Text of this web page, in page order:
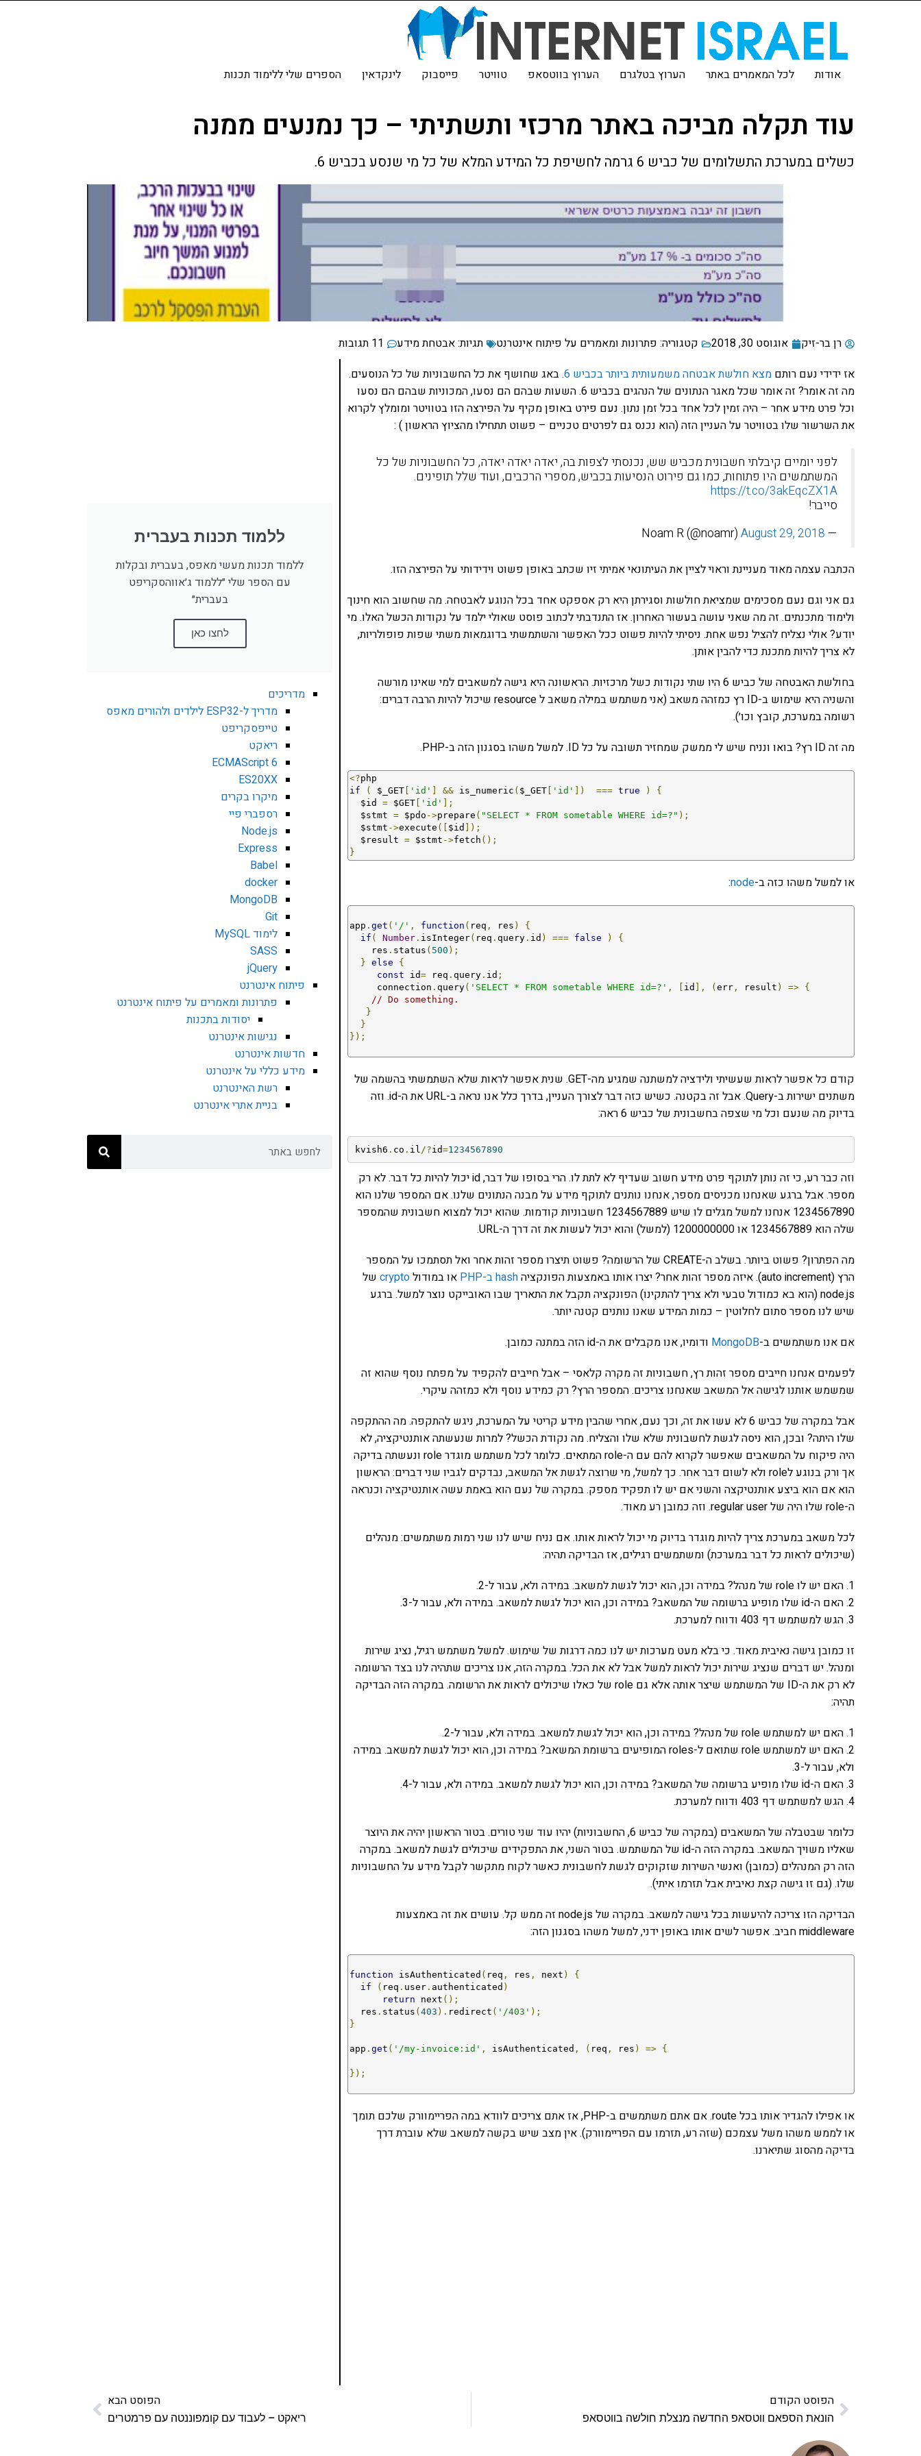
אודות לכל המאמרים באתר הערוץ בטלגרם הערוץ בווטסאפ טוויטר פייסבוק לינקדאין הספרים שלי ללימוד תכנות
עוד תקלה מביכה באתר מרכזי ותשתיתי – כך נמנעים ממנה
כשלים במערכת התשלומים של כביש 6 גרמה לחשיפת כל המידע המלא של כל מי שנסע בכביש 6.
רן בר-זיק אוגוסט 30, 2018 קטגוריה: פתרונות ומאמרים על פיתוח אינטרנט תגיות:אבטחת מידע
11 תגובות
אז ידידי נעם רותם מצא חולשת אבטחה משמעותית ביותר בכביש 6
. באג שחושף את כל החשבוניות של כל הנוסעים.
מה זה אומר? זה אומר שכל מאגר הנתונים של הנהגים בכביש 6. השעות שבהם הם נסעו, המכוניות שבהם הם נסעו
וכל פרט מידע אחר – היה זמין לכל אחד בכל זמן נתון. נעם פירט באופן מקיף על הפירצה הזו בטוויטר ומומלץ לקרוא
את השרשור שלו בטוויטר על העניין הזה (הוא נכנס גם לפרטים טכניים – פשוט תתחילו מהציוץ הראשון ) :
לפני יומיים קיבלתי חשבונית מכביש שש, נכנסתי לצפות בה, יאדה יאדה יאדה, כל החשבוניות של כל
המשתמשים היו פתוחות, כמו גם פירוט הנסיעות בכביש, מספרי הרכבים, ועוד שלל תופינים.
https://t.co/3akEqcZX1A
סייבר!
— Noam R (@noamr)
August 29, 2018
הכתבה עצמה מאוד מעניינת וראוי לציין את העיתונאי אמיתי זיו שכתב באופן פשוט וידידותי על הפירצה הזו.
גם אני וגם נעם מסכימים שמציאת חולשות וסגירתן היא רק אספקט אחד בכל הנוגע לאבטחה. מה שחשוב הוא חינוך
ולימוד מתכנתים. זה מה שאני עושה בעשור האחרון. אז התנדבתי לכתוב פוסט שאולי ילמד על נקודות הכשל האלו. מי
יודע? אולי נצליח להציל נפש אחת. ניסיתי להיות פשוט ככל האפשר והשתמשתי בדוגמאות משתי שפות פופולריות,
לא צריך להיות מתכנת כדי להבין אותן.
בחולשת האבטחה של כביש 6 היו שתי נקודות כשל מרכזיות. הראשונה היא גישה למשאבים למי שאינו מורשה
והשניה היא שימוש ב-ID רץ כמזהה משאב (אני משתמש במילה משאב ל resource שיכול להיות הרבה דברים:
רשומה במערכת, קובץ וכו׳).
מה זה ID רץ? בואו ונניח שיש לי ממשק שמחזיר תשובה על כל ID. למשל משהו בסגנון הזה ב-PHP.
<?
if
( $_GET 'id' && is_numeric ( $_GET 'id' ]) === true )
{
  $id
= $GET 'id'
];
  $stmt
= $pdo ->prepare ( "SELECT * FROM sometable WHERE id=?" );
  $stmt
->execute ([ $id
]);
  $result
= $stmt ->fetch ();
}
או למשל משהו כזה ב-node
:
app .get ( '/' , function ( req , res )
{
if ( Number . isInteger( req . query . id ) === false )
{
    res
. status ( 500 );
}
else
{
const id= req . query . id ;
     connection
. query( 'SELECT * FROM sometable WHERE id=?' , id ], (err , result ) => {
// Do something.
}
}
});
קודם כל אפשר לראות שעשיתי ולידציה למשתנה שמגיע מה-GET. שנית אפשר לראות שלא השתמשתי בהשמה של
משתנים ישירות ב-Query. אבל זה בקטנה. כשיש כזה דבר לצורך העניין, בדרך כלל אנו נראה ב-URL את ה-id. וזה
בדיוק מה שנעם וכל מי שצפה בחשבונית של כביש 6 ראה:
kvish6 . co . il /?id=1234567890
וזה כבר רע, כי זה נותן לתוקף פרט מידע חשוב שעדיף לא לתת לו. הרי בסופו של דבר, id יכול להיות כל דבר. לא רק
מספר. אבל ברגע שאנחנו מכניסים מספר, אנחנו נותנים לתוקף מידע על מבנה הנתונים שלנו. אם המספר שלנו הוא
1234567890 אנחנו למשל מגלים לו שיש 1234567889 חשבוניות קודמות. שהוא יכול למצוא חשבונית שהמספר
שלה הוא 1234567889 או 1200000000 (למשל) והוא יכול לעשות את זה דרך ה-URL.
מה הפתרון? פשוט ביותר. בשלב ה-CREATE של הרשומה? פשוט תיצרו מספר זהות אחר ואל תסתמכו על המספר
הרץ (auto increment). איזה מספר זהות אחר? יצרו אותו באמצעות הפונקציה
hash ב-PHP או במודולcrypto של
node.js (הוא בא כמודול טבעי ולא צריך להתקינו) הפונקציה תקבל את התאריך שבו האובייקט נוצר למשל. ברגע
שיש לנו מספר סתום לחלוטין – כמות המידע שאנו נותנים קטנה יותר.
אם אנו משתמשים ב-MongoDB ודומיו, אנו מקבלים את ה-id הזה במתנה כמובן.
לפעמים אנחנו חייבים מספר זהות רץ, חשבוניות זה מקרה קלאסי – אבל חייבים להקפיד על מפתח נוסף שהוא זה
שמשמש אותנו לגישה אל המשאב שאנחנו צריכים. המספר הרץ? רק כמידע נוסף ולא כמזהה עיקרי.
אבל במקרה של כביש 6 לא עשו את זה, וכך נעם, אחרי שהבין מידע קריטי על המערכת, ניגש להתקפה. מה ההתקפה
שלו היתה? ובכן, הוא ניסה לגשת לחשבונית שלא שלו והצליח. מה נקודת הכשל? למרות שנעשתה אותנטיקציה, לא
היה פיקוח על המשאבים שאפשר לקרוא להם עם ה-role המתאים. כלומר לכל משתמש מוגדר role ונעשתה בדיקה
אך ורק בנוגע לrole ולא לשום דבר אחר. כך למשל, מי שרוצה לגשת אל המשאב, נבדקים לגביו שני דברים: הראשון
הוא אם הוא ביצע אותנטיקצה והשני אם יש לו תפקיד מספק. במקרה של נעם הוא באמת עשה אותנטיקציה וכנראה
ה-role שלו היה של regular user. וזה כמובן רע מאוד.
לכל משאב במערכת צריך להיות מוגדר בדיוק מי יכול לראות אותו. אם נניח שיש לנו שני רמות משתמשים: מנהלים
(שיכולים לראות כל דבר במערכת) ומשתמשים רגילים, אז הבדיקה תהיה:
1. האם יש לו role של מנהל? במידה וכן, הוא יכול לגשת למשאב. במידה ולא, עבור ל-2.
2. האם ה-id שלו מופיע ברשומה של המשאב? במידה וכן, הוא יכול לגשת למשאב. במידה ולא, עבור ל-3.
3. הגש למשתמש דף 403 ודווח למערכת.
זו כמובן גישה נאיבית מאוד. כי בלא מעט מערכות יש לנו כמה דרגות של שימוש. למשל משתמש רגיל, נציג שירות
ומנהל. יש דברים שנציג שירות יכול לראות למשל אבל לא את הכל. במקרה הזה, אנו צריכים שתהיה לנו בצד הרשומה
לא רק את ה-ID של המשתמש שיצר אותה אלא גם role של כאלו שיכולים לראות את הרשומה. במקרה הזה הבדיקה
תהיה:
1. האם יש למשתמש role של מנהל? במידה וכן, הוא יכול לגשת למשאב. במידה ולא, עבור ל-2.
2. האם יש למשתמש role שתואם ל-roles המופיעים ברשומת המשאב? במידה וכן, הוא יכול לגשת למשאב. במידה
ולא, עבור ל-3.
3. האם ה-id שלו מופיע ברשומה של המשאב? במידה וכן, הוא יכול לגשת למשאב. במידה ולא, עבור ל-4.
4. הגש למשתמש דף 403 ודווח למערכת.
כלומר שבטבלה של המשאבים (במקרה של כביש 6, החשבוניות) יהיו עוד שני טורים. בטור הראשון יהיה את היוצר
שאליו משויך המשאב. במקרה הזה ה-id של המשתמש. בטור השני, את התפקידים שיכולים לגשת למשאב. במקרה
הזה רק המנהלים (כמובן) ואנשי השירות שזקוקים לגשת לחשבונית כאשר לקוח מתקשר לקבל מידע על החשבוניות
שלו. (גם זו גישה קצת נאיבית אבל תזרמו איתי).
הבדיקה הזו צריכה להיעשות בכל גישה למשאב. במקרה של node.js זה ממש קל. עושים את זה באמצעות
middleware חביב. אפשר לשים אותו באופן ידני, למשל משהו בסגנון הזה:
function isAuthenticated ( req , res , next )
{
if
( req . user . authenticated )
return next ();
  res
. status (403 ). redirect ( '/403' );
}
app .get ( '/my-invoice:id' , isAuthenticated , ( req , res ) => {
});
או אפילו להגדיר אותו בכל route. אם אתם משתמשים ב-PHP, אז אתם צריכים לוודא במה הפריימוורק שלכם תומך
או לממש משהו משל עצמכם (שזה רע, תזרמו עם הפריימוורק). אין מצב שיש בקשה למשאב שלא עוברת דרך
בדיקה מהסוג שתיארנו.
ללמוד תכנות בעברית
ללמוד תכנות מעשי מאפס, בעברית ובקלות
עם הספר שלי ״ללמוד ג׳אווהסקריפט
בעברית״
לחצו כאן
מדריכים
מדריך ל-ESP32 לילדים ולהורים מאפס
טייפסקריפט
ריאקט
ECMAScript 6
ES20XX
מיקרו בקרים
רספברי פיי
Node.js
Express
Babel
docker
MongoDB
Git
לימוד MySQL
SASS
jQuery
פיתוח אינטרנט
פתרונות ומאמרים על פיתוח אינטרנט
יסודות בתכנות
נגישות אינטרנט
חדשות אינטרנט
מידע כללי על אינטרנט
רשת האינטרנט
בניית אתרי אינטרנט
הפוסט הקודם
הונאת הספאם ווטסאפ החדשה מנצלת חולשה בווטסאפ
הפוסט הבא
ריאקט – לעבוד עם קומפוננטה עם פרמטרים